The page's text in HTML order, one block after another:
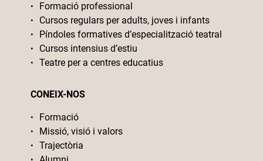
Formació professional
Cursos regulars per adults, joves i infants
Píndoles formatives d’especialització teatral
Cursos intensius d’estiu
Teatre per a centres educatius
CONEIX-NOS
Formació
Missió, visió i valors
Trajectòria